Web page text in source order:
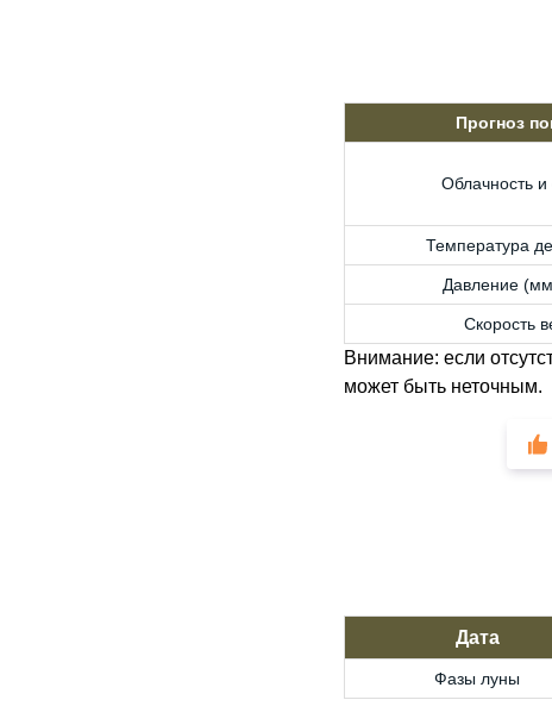
Прогноз
Облачность и
Температура
Давление (мм
Скорость
Внимание: если
может быть неточным.
Дата
Фазы луны